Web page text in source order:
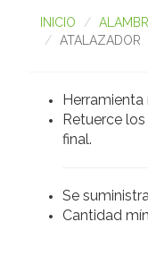
INICIO
ATALAZADOR
Retuerce
final.
Se
Cantidad